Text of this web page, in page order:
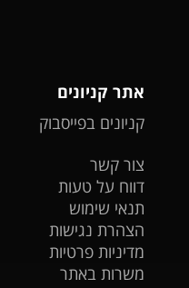
אתר קניונים
קניונים בפייסבוק
צור קשר
דווח על טעות
תנאי שימוש
הצהרת נגישות
מדיניות פרטיות
משרות באתר